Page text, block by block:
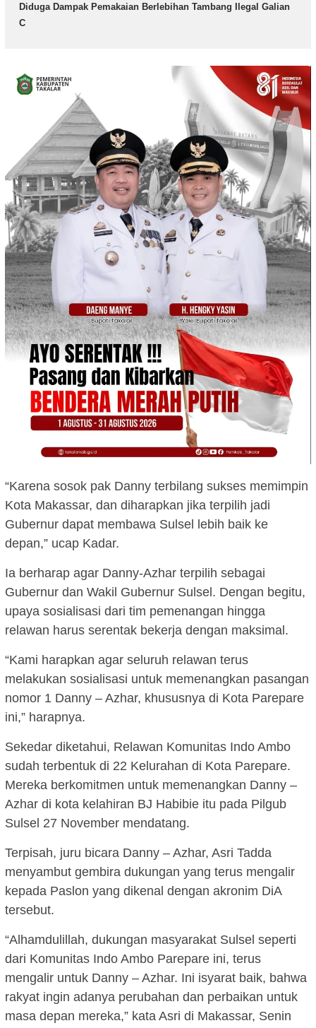
Diduga Dampak Pemakaian Berlebihan Tambang Ilegal Galian
C
“Karena sosok pak Danny terbilang sukses memimpin
Kota Makassar, dan diharapkan jika terpilih jadi
Gubernur dapat membawa Sulsel lebih baik ke
depan,” ucap Kadar.
Ia berharap agar Danny-Azhar terpilih sebagai
Gubernur dan Wakil Gubernur Sulsel. Dengan begitu,
upaya sosialisasi dari tim pemenangan hingga
relawan harus serentak bekerja dengan maksimal.
“Kami harapkan agar seluruh relawan terus
melakukan sosialisasi untuk memenangkan pasangan
nomor 1 Danny – Azhar, khususnya di Kota Parepare
ini,” harapnya.
Sekedar diketahui, Relawan Komunitas Indo Ambo
sudah terbentuk di 22 Kelurahan di Kota Parepare.
Mereka berkomitmen untuk memenangkan Danny –
Azhar di kota kelahiran BJ Habibie itu pada Pilgub
Sulsel 27 November mendatang.
Terpisah, juru bicara Danny – Azhar, Asri Tadda
menyambut gembira dukungan yang terus mengalir
kepada Paslon yang dikenal dengan akronim DiA
tersebut.
“Alhamdulillah, dukungan masyarakat Sulsel seperti
dari Komunitas Indo Ambo Parepare ini, terus
mengalir untuk Danny – Azhar. Ini isyarat baik, bahwa
rakyat ingin adanya perubahan dan perbaikan untuk
masa depan mereka,” kata Asri di Makassar, Senin